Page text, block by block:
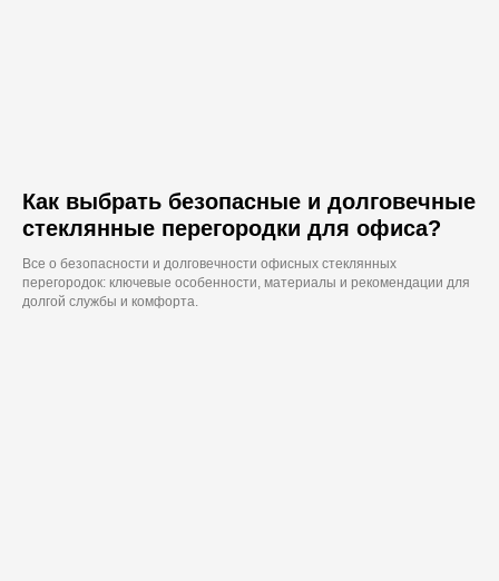
Как выбрать безопасные и долговечные
стеклянные перегородки для офиса?
Все о безопасности и долговечности офисных стеклянных
перегородок: ключевые особенности, материалы и рекомендации для
долгой службы и комфорта.